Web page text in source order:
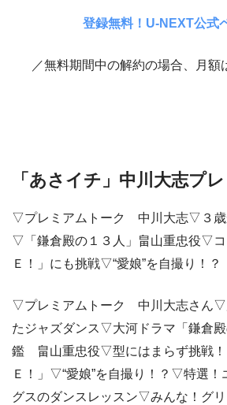
登録無料！U-NEXT公式
／無料期間中の解約の場合、月額
「あさイチ」中川大志プ
▽プレミアムトーク 中川大志▽３歳
▽「鎌倉殿の１３人」畠山重忠役▽コ
Ｅ！」にも挑戦▽“愛娘”を自撮り！？
▽プレミアムトーク 中川大志さん▽
たジャズダンス▽大河ドラマ「鎌倉
鑑 畠山重忠役▽型にはまらず挑戦！
Ｅ！」▽“愛娘”を自撮り！？▽特選
グスのダンスレッスン▽みんな！グ